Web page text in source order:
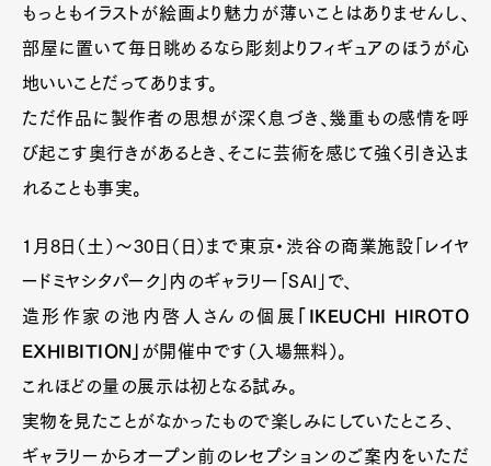
もっともイラストが絵画より魅力が薄いことはありませんし、
部屋に置いて毎日眺めるなら彫刻よりフィギュアのほうが心
地いいことだってあります。
ただ作品に製作者の思想が深く息づき、幾重もの感情を呼
び起こす奥行きがあるとき、そこに芸術を感じて強く引き込ま
れることも事実。
1月8日（土）〜30日（日）まで東京・渋谷の商業施設「レイヤ
ードミヤシタパーク」内のギャラリー「SAI」で、
造形作家の池内啓人さんの個展
「IKEUCHI HIROTO
EXHIBITION」
が開催中です（入場無料）。
これほどの量の展示は初となる試み。
実物を見たことがなかったもので楽しみにしていたところ、
ギャラリーからオープン前のレセプションのご案内をいただ